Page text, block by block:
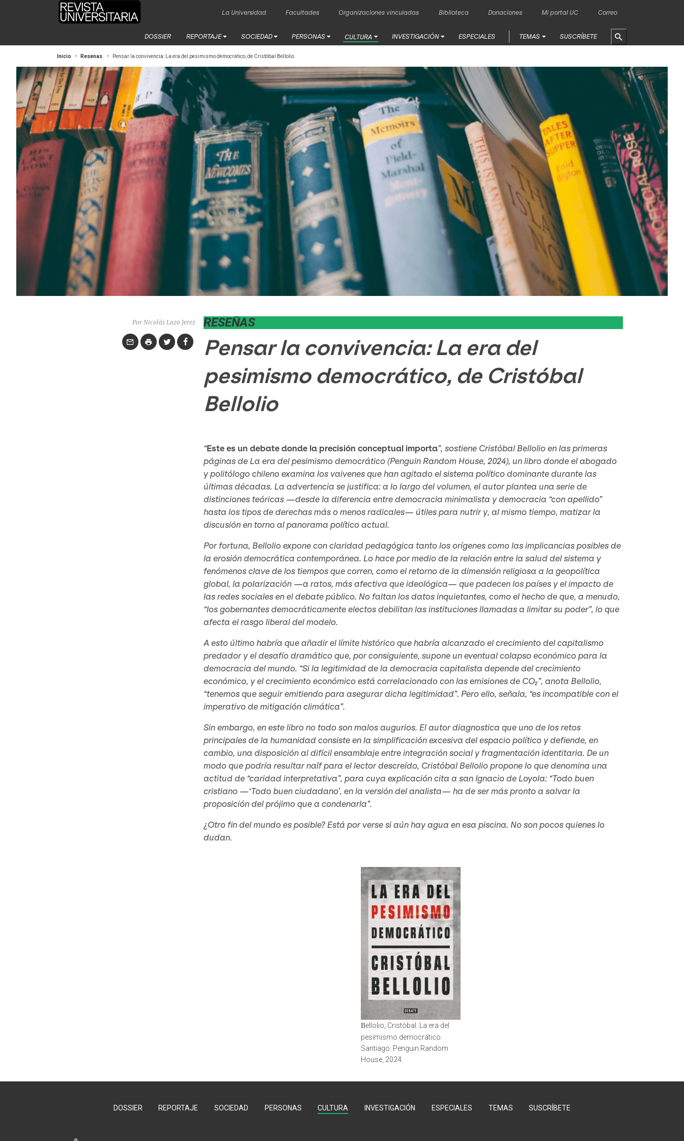
La Universidad Facultades Organizaciones vinculadas Biblioteca Donaciones Mi portal UC Correo
DOSSIER REPORTAJE SOCIEDAD PERSONAS CULTURA INVESTIGACIÓN ESPECIALES TEMAS SUSCRÍBETE
Inicio Resenas Pensar la convivencia: La era del pesimismo democrático, de Cristóbal Bellolio
Por Nicolás Lazo Jerez RESEÑAS
Pensar la convivencia: La era del
pesimismo democrático, de Cristóbal
Bellolio
“Este es un debate donde la precisión conceptual importa”, sostiene Cristóbal Bellolio en las primeras
páginas de La era del pesimismo democrático(Penguin Random House, 2024), un libro donde el abogado
y politólogo chileno examina los vaivenes que han agitado el sistema político dominante durante las
últimas décadas. La advertencia se justifica: a lo largo del volumen, el autor plantea una serie de
distinciones teóricas —desde la diferencia entre democracia minimalista y democracia “con apellido”
hasta los tipos de derechas más o menos radicales— útiles para nutrir y, al mismo tiempo, matizar la
discusión en torno al panorama político actual.
Por fortuna, Bellolio expone con claridad pedagógica tanto los orígenes como las implicancias posibles de
la erosión democrática contemporánea. Lo hace por medio de la relación entre la salud del sistema y
fenómenos clave de los tiempos que corren, como el retorno de la dimensión religiosa a la geopolítica
global, la polarización —a ratos, más afectiva que ideológica— que padecen los países y el impacto de
las redes sociales en el debate público. No faltan los datos inquietantes, como el hecho de que, a menudo,
“los gobernantes democráticamente electos debilitan las instituciones llamadas a limitar su poder”, lo que
afecta el rasgo liberal del modelo.
A esto último habría que añadir el límite histórico que habría alcanzado el crecimiento del capitalismo
predador y el desafío dramático que, por consiguiente, supone un eventual colapso económico para la
democracia del mundo. “Si la legitimidad de la democracia capitalista depende del crecimiento
económico, y el crecimiento económico está correlacionado con las emisiones de CO₂”, anota Bellolio,
“tenemos que seguir emitiendo para asegurar dicha legitimidad”. Pero ello, señala, “es incompatible con el
imperativo de mitigación climática”.
Sin embargo, en este libro no todo son malos augurios. El autor diagnostica que uno de los retos
principales de la humanidad consiste en la simplificación excesiva del espacio político y defiende, en
cambio, una disposición al difícil ensamblaje entre integración social y fragmentación identitaria. De un
modo que podría resultarnaïfpara el lector descreído, Cristóbal Bellolio propone lo que denomina una
actitud de “caridad interpretativa”, para cuya explicación cita a san Ignacio de Loyola: “Todo buen
cristiano —‘Todo buen ciudadano’, en la versión del analista— ha de ser más pronto a salvar la
proposición del prójimo que a condenarla”.
¿Otro fin del mundo es posible? Está por verse si aún hay agua en esa piscina. No son pocos quienes lo
dudan.
Bellolio, Cristóbal. La era del
pesimismo democrático.
Santiago: Penguin Random
House, 2024.
DOSSIER REPORTAJE SOCIEDAD PERSONAS CULTURA INVESTIGACIÓN ESPECIALES TEMAS SUSCRÍBETE